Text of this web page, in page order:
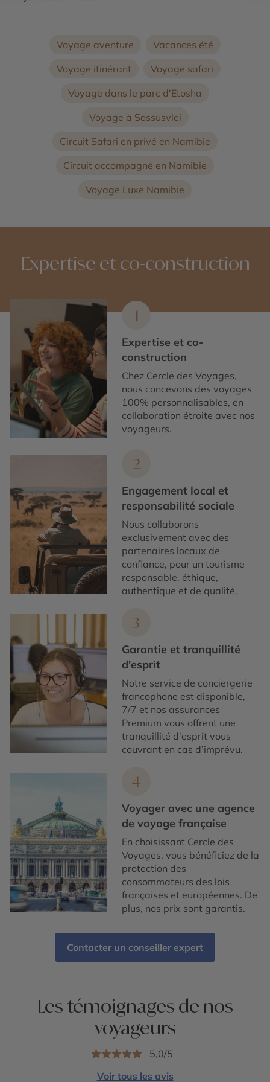
Voyage aventure
Vacances été
Voyage itinérant
Voyage safari
Voyage dans le parc d'Etosha
Voyage à Sossusvlei
Circuit Safari en privé en Namibie
Circuit accompagné en Namibie
Voyage Luxe Namibie
Expertise et co-construction
1
Expertise et co-
construction
Chez Cercle des Voyages,
nous concevons des voyages
100% personnalisables, en
collaboration étroite avec nos
voyageurs.
2
Engagement local et
responsabilité sociale
Nous collaborons
exclusivement avec des
partenaires locaux de
confiance, pour un tourisme
responsable, éthique,
authentique et de qualité.
3
Garantie et tranquillité
d'esprit
Notre service de conciergerie
francophone est disponible,
7/7 et nos assurances
Premium vous offrent une
tranquillité d'esprit vous
couvrant en cas d’imprévu.
4
Voyager avec une agence
de voyage française
En choisissant Cercle des
Voyages, vous bénéficiez de la
protection des
consommateurs des lois
françaises et européennes. De
plus, nos prix sont garantis.
Contacter un conseiller expert
Les témoignages de nos
voyageurs
5,0/5
Voir tous les avis